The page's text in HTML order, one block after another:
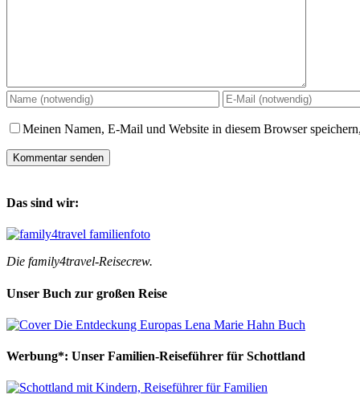
Meinen Namen, E-Mail und Website in diesem Browser
Das sind wir:
Die family4travel-Reisecrew.
Unser Buch zur großen Reise
Werbung*: Unser Familien-Reiseführer für Schottland